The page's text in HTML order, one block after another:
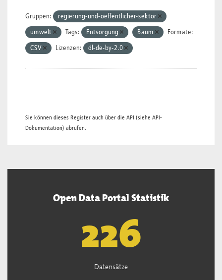
Gruppen: regierung-und-oeffentlicher-sektor
umwelt Tags: Entsorgung Baum Formate:
CSV Lizenzen: dl-de-by-2.0
Sie können dieses Register auch über die API (siehe API-
Dokumentation) abrufen.
Open Data Portal Statistik
227
Datensätze